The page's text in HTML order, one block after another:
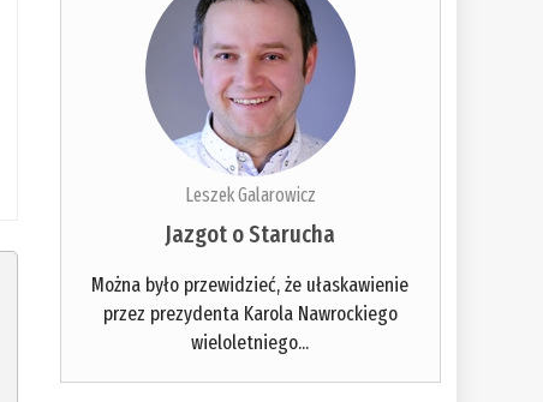
Leszek Galarowicz
Jazgot o Starucha
Można było przewidzieć, że ułaskawienie
przez prezydenta Karola Nawrockiego
wieloletniego...